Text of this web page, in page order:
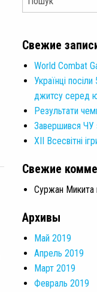
Свежие
World Combat
Українці
джитсу серед
Результати
Завершився ЧУ
XII Всесвітні
Свежие
Суржан Микита
Архивы
Май 2019
Апрель 2019
Март 2019
Февраль 2019